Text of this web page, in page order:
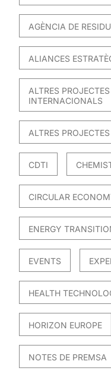
AGÈNCIA DE
ALIANCES
ALTRES
INTERNACIONALS
ALTRES
CDTI
CIRCULAR
ENERGY
EVENTS
HEALTH
HORIZON EUROPE
NOTES DE PREMSA